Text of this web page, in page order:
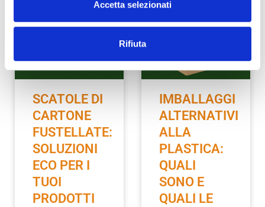
Accetta selezionati
Rifiuta
SCATOLE DI
CARTONE
FUSTELLATE:
SOLUZIONI
ECO PER I
TUOI
PRODOTTI
IMBALLAGGI
ALTERNATIVI
ALLA
PLASTICA:
QUALI
SONO E
QUALI LE